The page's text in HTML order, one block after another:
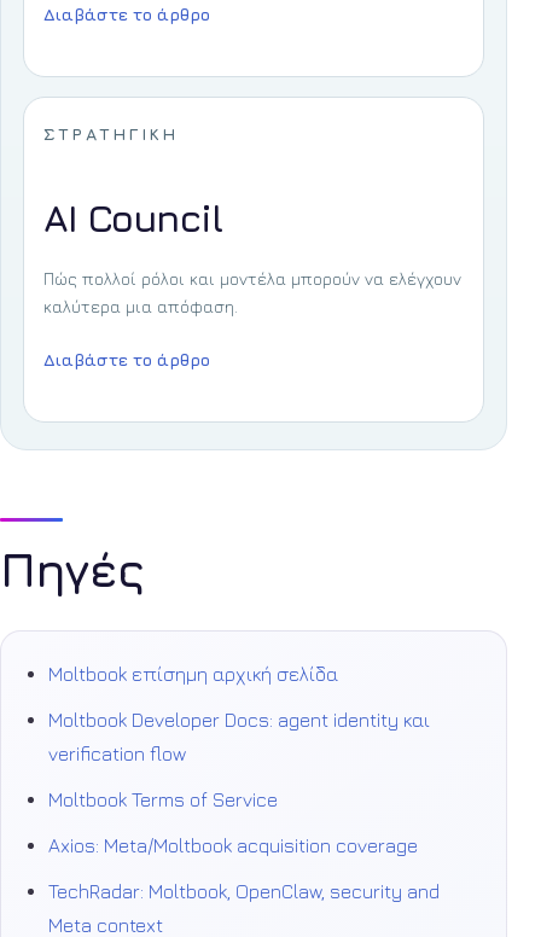
Διαβάστε το άρθρο
ΣΤΡΑΤΗΓΙΚΉ
AI Council
Πώς πολλοί ρόλοι και μοντέλα μπορούν να ελέγχουν
καλύτερα μια απόφαση.
Διαβάστε το άρθρο
Πηγές
Moltbook επίσημη αρχική σελίδα
Moltbook Developer Docs: agent identity και
verification flow
Moltbook Terms of Service
Axios: Meta/Moltbook acquisition coverage
TechRadar: Moltbook, OpenClaw, security and
Meta context